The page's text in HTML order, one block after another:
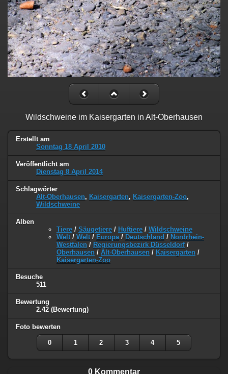
Wildschweine im Kaisergarten in Alt-Oberhausen
Erstellt am
Sonntag 18 April 2010
Veröffentlicht am
Dienstag 8 April 2014
Schlagwörter
Alt-Oberhausen, Kaisergarten, Kaisergarten-Zoo,
Wildschweine
Alben
Tiere / Säugetiere / Huftiere / Wildschweine
Welt / Welt / Europa / Deutschland / Nordrhein-
Westfalen / Regierungsbezirk Düsseldorf/
Oberhausen / Alt-Oberhausen / Kaisergarten /
Kaisergarten-Zoo
Besuche
511
Bewertung
2.42 (Bewertung)
Foto bewerten
0 1 2 3 4 5
0 Kommentar